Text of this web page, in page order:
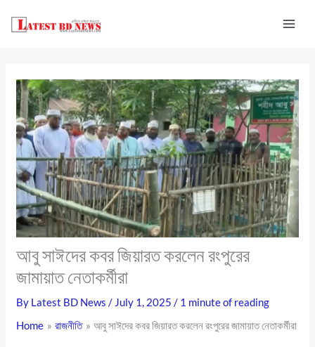
আবু সাঈদের কবর জিয়ারত করলেন রংপুরের
জামায়াত নেতাকর্মীরা
By Latest BD News/ July 1, 2025/ 1 minute of reading
Home
রাজনীতি আবু সাঈদের কবর জিয়ারত করলেন রংপুরের জামায়াত নেতাকর্মীরা